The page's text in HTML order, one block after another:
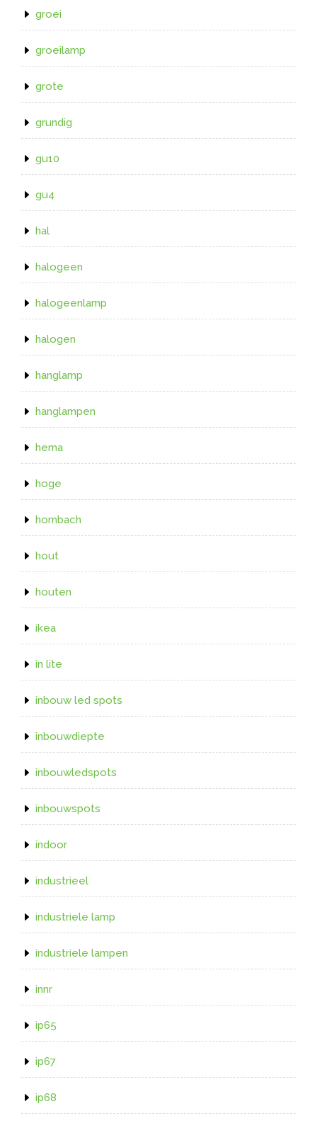
groei
groeilamp
grote
grundig
gu10
gu4
hal
halogeen
halogeenlamp
halogen
hanglamp
hanglampen
hema
hoge
hornbach
hout
houten
ikea
in lite
inbouw led spots
inbouwdiepte
inbouwledspots
inbouwspots
indoor
industrieel
industriele lamp
industriele lampen
innr
ip65
ip67
ip68